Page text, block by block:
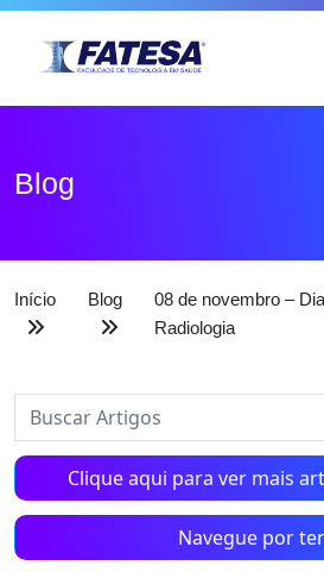
Blog
Início Blog
08 de novembro –
Radiologia
Clique aqui para ver mais
Navegue por